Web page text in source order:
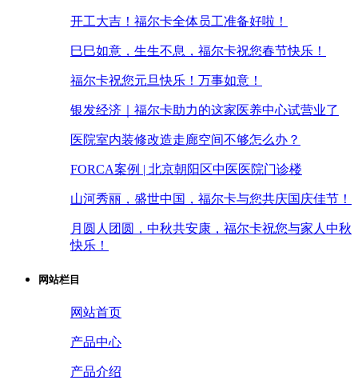
开工大吉！福尔卡全体员工准备好啦！
巳巳如意，生生不息，福尔卡祝您春节快乐！
福尔卡祝您元旦快乐！万事如意！
银发经济｜福尔卡助力的这家医养中心试营业了
医院室内装修改造走廊空间不够怎么办？
FORCA案例 | 北京朝阳区中医医院门诊楼
山河秀丽，盛世中国，福尔卡与您共庆国庆佳节！
月圆人团圆，中秋共安康，福尔卡祝您与家人中秋
快乐！
网站栏目
网站首页
产品中心
产品介绍